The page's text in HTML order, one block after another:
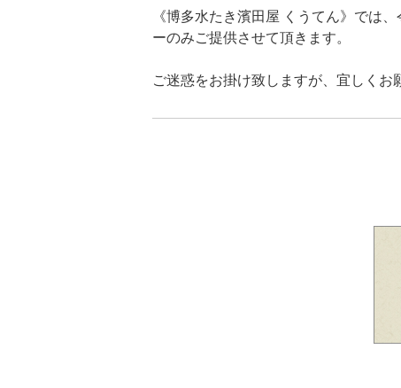
《博多水たき濱田屋 くうてん》では
ーのみご提供させて頂きます。
ご迷惑をお掛け致しますが、宜しくお